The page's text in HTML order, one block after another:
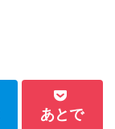
あとで